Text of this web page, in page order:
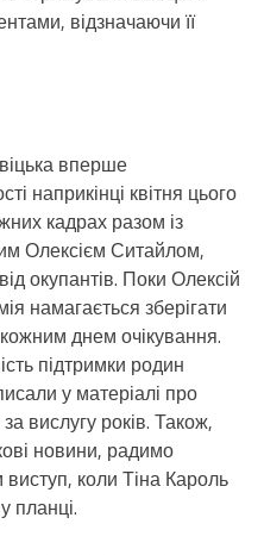
відзначаючи її
вперше
наприкінці квітня цього
кадрах разом із
Олексієм Ситайлом,
окупантів. Поки Олексій
намагається зберігати
днем очікування.
підтримки родин
у матеріалі про
вислугу років. Також,
новини, радимо
коли Тіна Кароль
планці.